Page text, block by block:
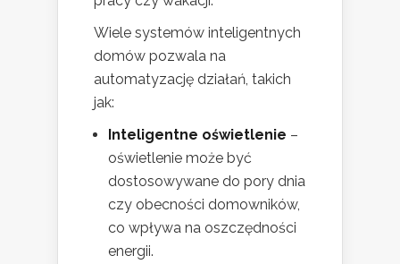
Wiele systemów inteligentnych
domów pozwala na
automatyzację działań, takich
jak:
Inteligentne oświetlenie –
oświetlenie może być
dostosowywane do pory dnia
czy obecności domowników,
co wpływa na oszczędności
energii.